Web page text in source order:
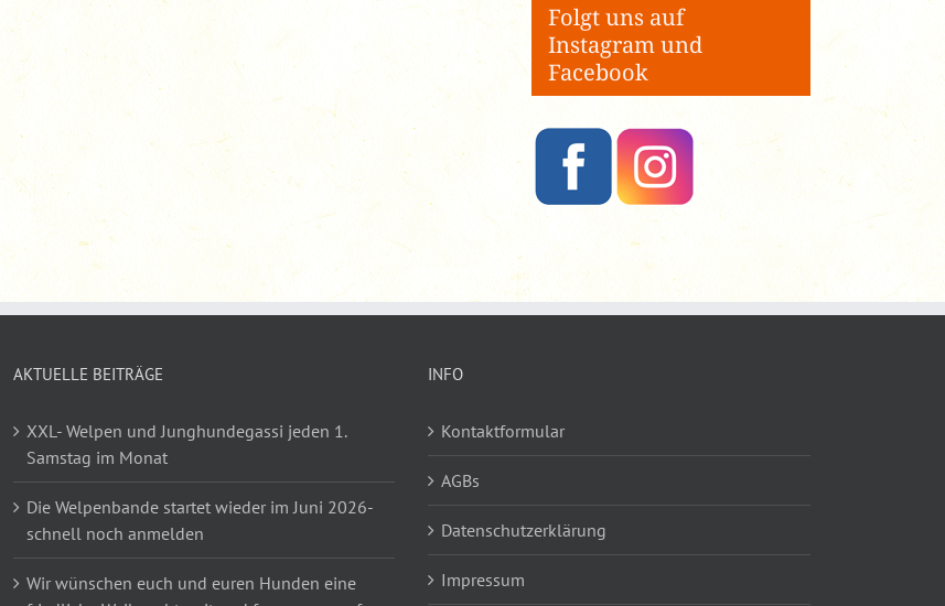
Folgt uns auf
Instagram und
Facebook
AKTUELLE BEITRÄGE
XXL- Welpen und Junghundegassi jeden 1.
Samstag im Monat
Die Welpenbande startet wieder im Juni 2026-
schnell noch anmelden
Wir wünschen euch und euren Hunden eine
INFO
Kontaktformular
AGBs
Datenschutzerklärung
Impressum